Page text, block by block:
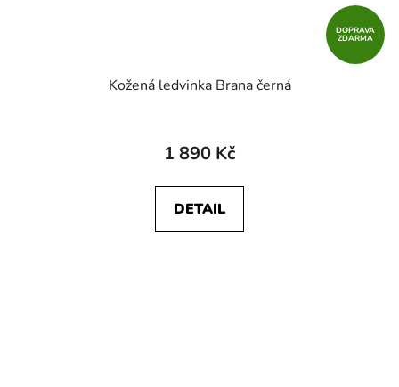
DOPRAVA
ZDARMA
Kožená ledvinka Brana černá
1 890 Kč
DETAIL